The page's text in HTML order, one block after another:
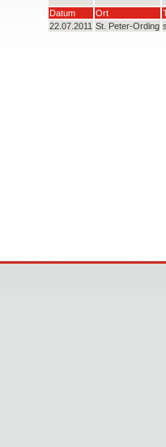
Datum
Ort
22.07.2011 St. Peter-Ording